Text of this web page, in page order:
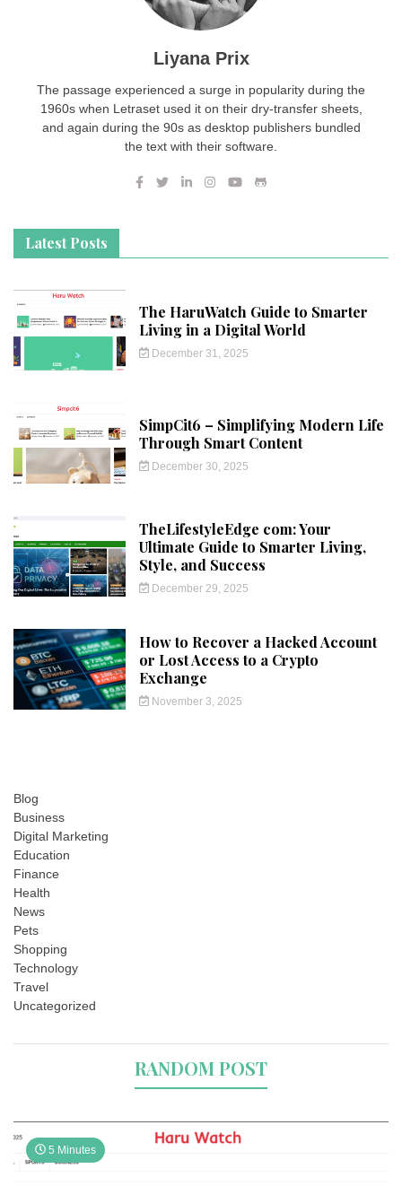
Liyana Prix
The passage experienced a surge in popularity during the
1960s when Letraset used it on their dry-transfer sheets,
and again during the 90s as desktop publishers bundled
the text with their software.
Latest Posts
The HaruWatch Guide to Smarter
Living in a Digital World
December 31, 2025
SimpCit6 – Simplifying Modern Life
Through Smart Content
December 30, 2025
TheLifestyleEdge com: Your
Ultimate Guide to Smarter Living,
Style, and Success
December 29, 2025
How to Recover a Hacked Account
or Lost Access to a Crypto
Exchange
November 3, 2025
Blog
Business
Digital Marketing
Education
Finance
Health
News
Pets
Shopping
Technology
Travel
Uncategorized
RANDOM POST
5 Minutes